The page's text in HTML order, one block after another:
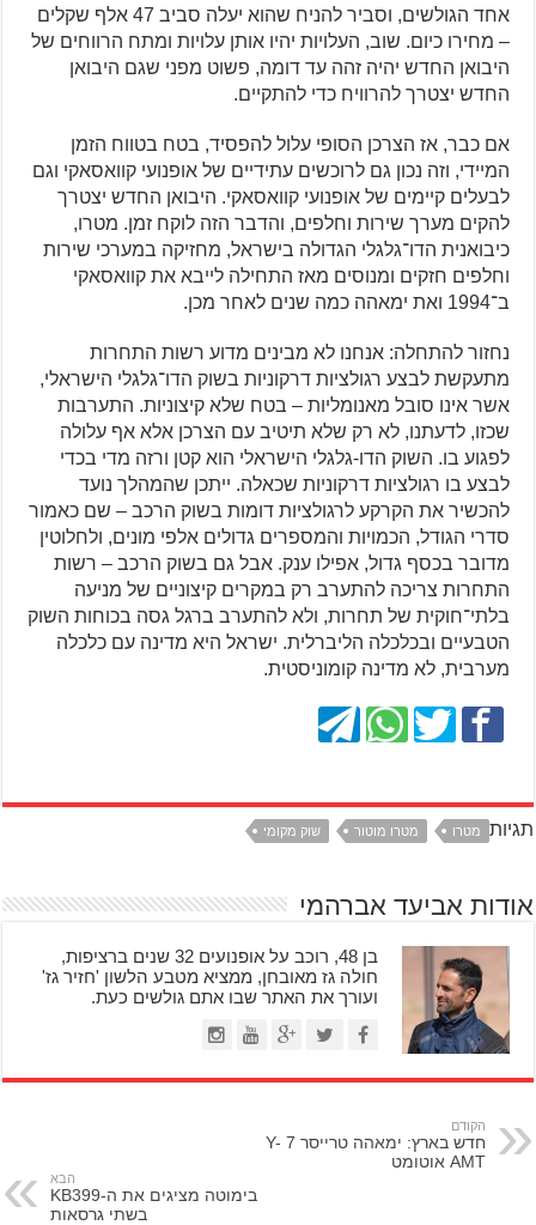
אחד הגולשים, וסביר להניח שהוא יעלה סביב 47 אלף שקלים
– מחירו כיום. שוב, העלויות יהיו אותן עלויות ומתח הרווחים של
היבואן החדש יהיה זהה עד דומה, פשוט מפני שגם היבואן
החדש יצטרך להרוויח כדי להתקיים.
אם כבר, אז הצרכן הסופי עלול להפסיד, בטח בטווח הזמן
המיידי, וזה נכון גם לרוכשים עתידיים של אופנועי קוואסאקי וגם
לבעלים קיימים של אופנועי קוואסאקי. היבואן החדש יצטרך
להקים מערך שירות וחלפים, והדבר הזה לוקח זמן. מטרו,
כיבואנית הדו־גלגלי הגדולה בישראל, מחזיקה במערכי שירות
וחלפים חזקים ומנוסים מאז התחילה לייבא את קוואסאקי
ב־1994 ואת ימאהה כמה שנים לאחר מכן.
נחזור להתחלה: אנחנו לא מבינים מדוע רשות התחרות
מתעקשת לבצע רגולציות דרקוניות בשוק הדו־גלגלי הישראלי,
אשר אינו סובל מאנומליות – בטח שלא קיצוניות. התערבות
שכזו, לדעתנו, לא רק שלא תיטיב עם הצרכן אלא אף עלולה
לפגוע בו. השוק הדו-גלגלי הישראלי הוא קטן ורזה מדי בכדי
לבצע בו רגולציות דרקוניות שכאלה. ייתכן שהמהלך נועד
להכשיר את הקרקע לרגולציות דומות בשוק הרכב – שם כאמור
סדרי הגודל, הכמויות והמספרים גדולים אלפי מונים, ולחלוטין
מדובר בכסף גדול, אפילו ענק. אבל גם בשוק הרכב – רשות
התחרות צריכה להתערב רק במקרים קיצוניים של מניעה
בלתי־חוקית של תחרות, ולא להתערב ברגל גסה בכוחות השוק
הטבעיים ובכלכלה הליברלית. ישראל היא מדינה עם כלכלה
מערבית, לא מדינה קומוניסטית.
תגיות מטרו מטרו מוטור שוק מקומי
אודות אביעד אברהמי
בן 48, רוכב על אופנועים 32 שנים ברציפות,
חולה גז מאובחן, ממציא מטבע הלשון 'חזיר גז'
ועורך את האתר שבו אתם גולשים כעת.
הקודם
חדש בארץ: ימאהה טרייסר 7 Y-
AMT אוטומט
הבא
בימוטה מציגים את ה-KB399
בשתי גרסאות